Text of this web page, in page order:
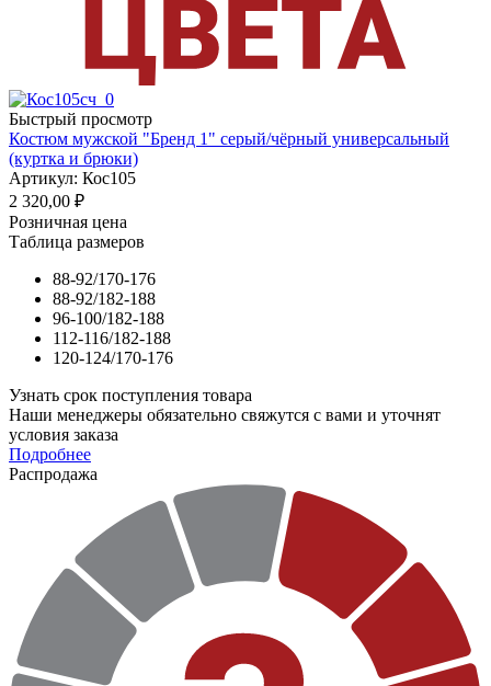
Быстрый просмотр
Костюм мужской "Бренд 1" серый/чёрный универсальный
(куртка и брюки)
Артикул: Кос105
2 320,00 ₽
Розничная цена
Таблица размеров
88-92/170-176
88-92/182-188
96-100/182-188
112-116/182-188
120-124/170-176
Узнать срок поступления товара
Наши менеджеры обязательно свяжутся с вами и уточнят
условия заказа
Подробнее
Распродажа